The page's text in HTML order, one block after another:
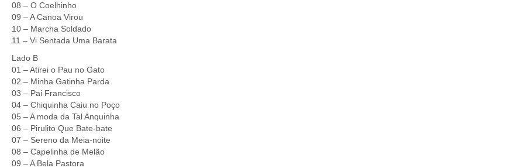
08 – O Coelhinho
09 – A Canoa Virou
10 – Marcha Soldado
11 – Vi Sentada Uma Barata
Lado B
01 – Atirei o Pau no Gato
02 – Minha Gatinha Parda
03 – Pai Francisco
04 – Chiquinha Caiu no Poço
05 – A moda da Tal Anquinha
06 – Pirulito Que Bate-bate
07 – Sereno da Meia-noite
08 – Capelinha de Melão
09 – A Bela Pastora